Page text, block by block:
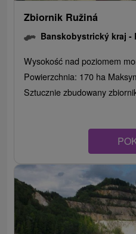
Zbiornik Ružiná
Banskobystrický kraj -
Wysokość nad poziomem
Powierzchnia: 170 ha
Sztucznie zbudowany